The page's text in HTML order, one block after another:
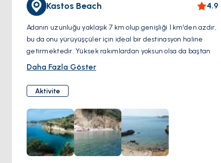
Kastos Beach 4.9
Adanın uzunluğu yaklaşık 7 km olup genişliği 1 km'den azdır,
bu da onu yürüyüşçüler için ideal bir destinasyon haline
getirmektedir. Yüksek rakımlardan yoksun olsa da baştan
sona küçük yeşil ağaçlarla süslenmiştir. Doğu kıyısında, her
sergileyen, toplamda 15'i aşkın çok sayıda küçük koy
bulunur.
Bu plajlara, olanaklara sahip olmasa da, deniz kenarında
uzanan ana yoldan ulaşılabilir. Tüm aktivite merkezleri
limanın çevresinde yer alır ve manzarayı süsleyen ara sıra
evler bulunur. Kastos'ta tatil, gözlerden uzak plajlarıyla özel
bir ada kaçamağının huzurunu sunuyor.
Daha Fazla Göster
Aktivite